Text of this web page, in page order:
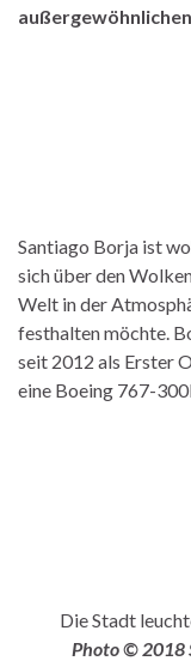
Santiago Borja ist
sich über den
Welt in der
festhalten möchte.
seit 2012 als Erster
eine Boeing 767-
Die Stadt
Photo © 2018